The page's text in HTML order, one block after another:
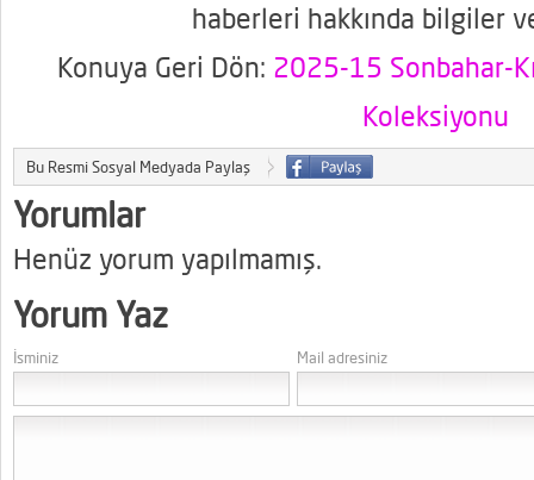
haberleri hakkında bilgiler
Konuya Geri Dön: 2025-15 Sonbahar-
Koleksiyonu
Bu Resmi Sosyal Medyada Paylaş
Yorumlar
Henüz yorum yapılmamış.
Yorum Yaz
İsminiz Mail adresiniz